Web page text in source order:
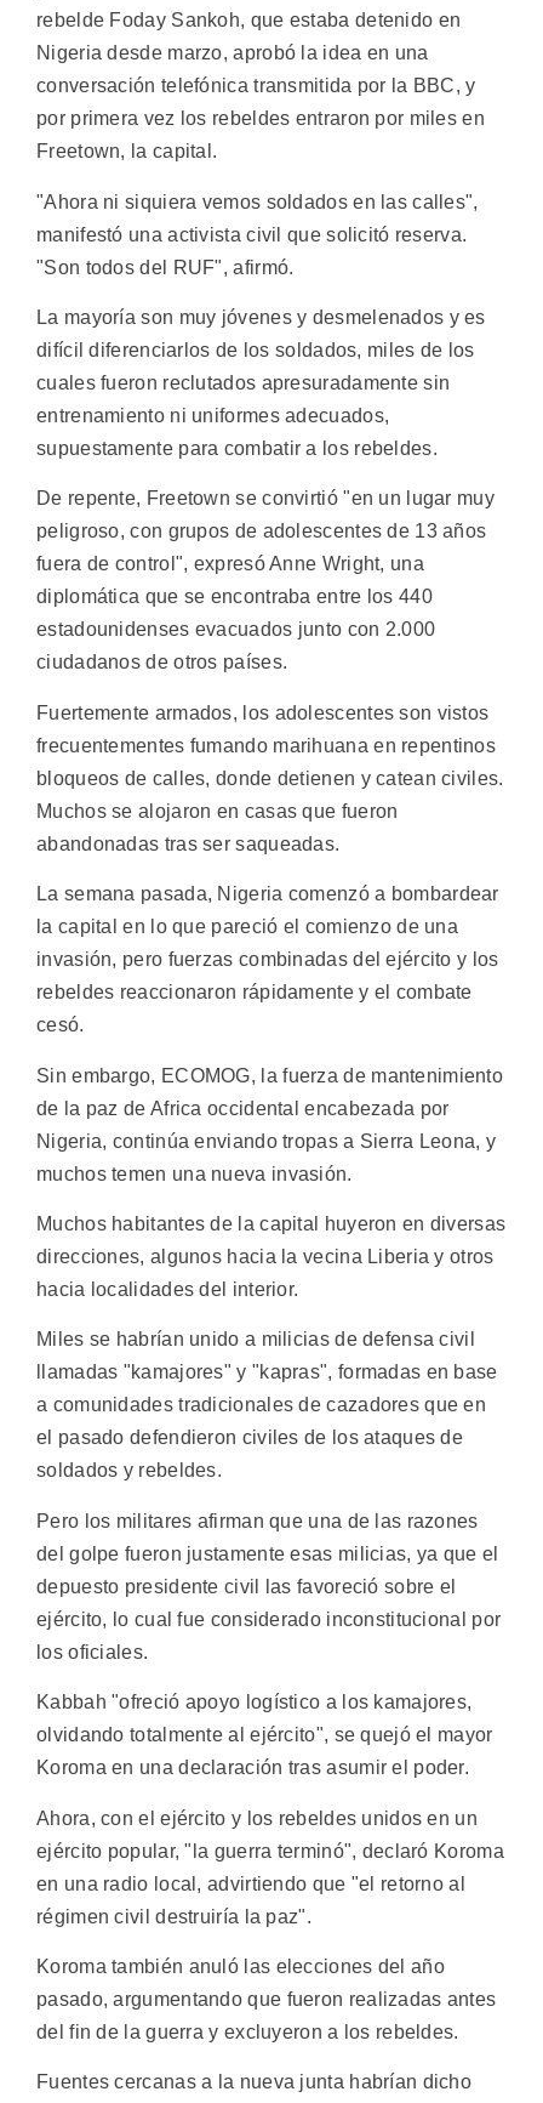
rebelde Foday Sankoh, que estaba detenido en
Nigeria desde marzo, aprobó la idea en una
conversación telefónica transmitida por la BBC, y
por primera vez los rebeldes entraron por miles en
Freetown, la capital.
"Ahora ni siquiera vemos soldados en las calles",
manifestó una activista civil que solicitó reserva.
"Son todos del RUF", afirmó.
La mayoría son muy jóvenes y desmelenados y es
difícil diferenciarlos de los soldados, miles de los
cuales fueron reclutados apresuradamente sin
entrenamiento ni uniformes adecuados,
supuestamente para combatir a los rebeldes.
De repente, Freetown se convirtió "en un lugar muy
peligroso, con grupos de adolescentes de 13 años
fuera de control", expresó Anne Wright, una
diplomática que se encontraba entre los 440
estadounidenses evacuados junto con 2.000
ciudadanos de otros países.
Fuertemente armados, los adolescentes son vistos
frecuentementes fumando marihuana en repentinos
bloqueos de calles, donde detienen y catean civiles.
Muchos se alojaron en casas que fueron
abandonadas tras ser saqueadas.
La semana pasada, Nigeria comenzó a bombardear
la capital en lo que pareció el comienzo de una
invasión, pero fuerzas combinadas del ejército y los
rebeldes reaccionaron rápidamente y el combate
cesó.
Sin embargo, ECOMOG, la fuerza de mantenimiento
de la paz de Africa occidental encabezada por
Nigeria, continúa enviando tropas a Sierra Leona, y
muchos temen una nueva invasión.
Muchos habitantes de la capital huyeron en diversas
direcciones, algunos hacia la vecina Liberia y otros
hacia localidades del interior.
Miles se habrían unido a milicias de defensa civil
llamadas "kamajores" y "kapras", formadas en base
a comunidades tradicionales de cazadores que en
el pasado defendieron civiles de los ataques de
soldados y rebeldes.
Pero los militares afirman que una de las razones
del golpe fueron justamente esas milicias, ya que el
depuesto presidente civil las favoreció sobre el
ejército, lo cual fue considerado inconstitucional por
los oficiales.
Kabbah "ofreció apoyo logístico a los kamajores,
olvidando totalmente al ejército", se quejó el mayor
Koroma en una declaración tras asumir el poder.
Ahora, con el ejército y los rebeldes unidos en un
ejército popular, "la guerra terminó", declaró Koroma
en una radio local, advirtiendo que "el retorno al
régimen civil destruiría la paz".
Koroma también anuló las elecciones del año
pasado, argumentando que fueron realizadas antes
del fin de la guerra y excluyeron a los rebeldes.
Fuentes cercanas a la nueva junta habrían dicho